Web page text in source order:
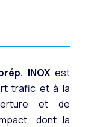
INOX est
trafic et à la
et de
dont la